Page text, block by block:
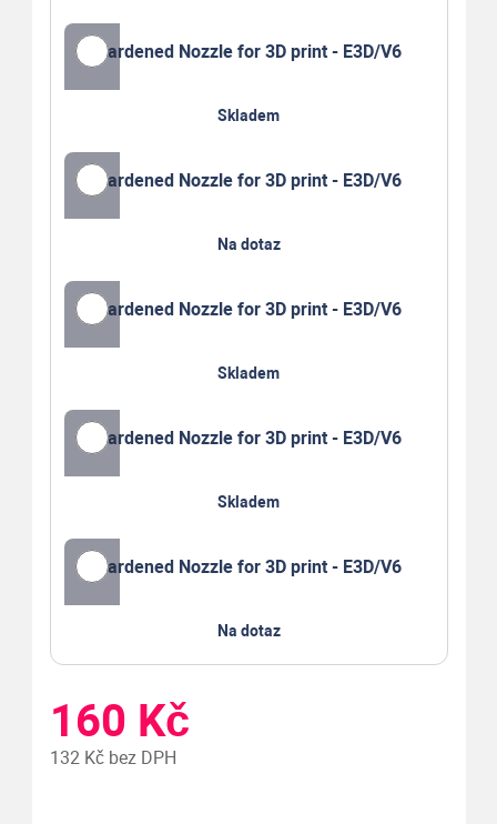
Hardened Nozzle for 3D print - E3D/V6
Skladem
Hardened Nozzle for 3D print - E3D/V6
Na dotaz
Hardened Nozzle for 3D print - E3D/V6
Skladem
Hardened Nozzle for 3D print - E3D/V6
Skladem
Hardened Nozzle for 3D print - E3D/V6
Na dotaz
160 Kč
132 Kč bez DPH